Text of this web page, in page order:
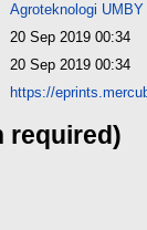
Agroteknologi UMBY
20 Sep 2019 00:34
20 Sep 2019 00:34
https://
required)